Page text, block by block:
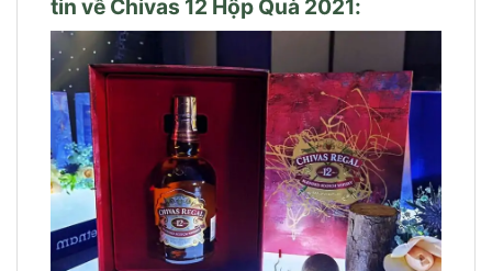
tin về Chivas 12 Hộp Quà 2021: